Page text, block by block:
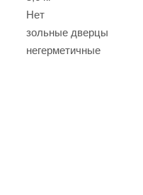
Нет
зольные дверцы
негерметичные